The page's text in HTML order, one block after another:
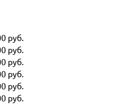
руб.
руб.
руб.
руб.
руб.
руб.